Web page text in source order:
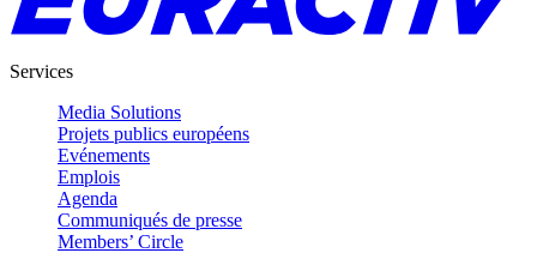
Services
Media Solutions
Projets publics européens
Evénements
Emplois
Agenda
Communiqués de presse
Members’ Circle